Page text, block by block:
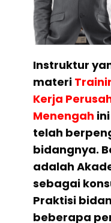
Instruktur
materi
Kerja
Menengah
telah
bidangnya.
adalah
sebagai
Praktisi
beberapa